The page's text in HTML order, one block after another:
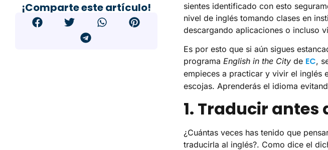
¡Comparte este artículo!
sientes identificado con esto
nivel de inglés tomando clases en
descargando aplicaciones o incluso
Es por esto que si aún sigues
programa English in the Cityde EC,
empieces a practicar y vivir el inglés
escojas. Aprenderás el idioma
1. Traducir
¿Cuántas veces has tenido que
traducirla al inglés?. Como dice el